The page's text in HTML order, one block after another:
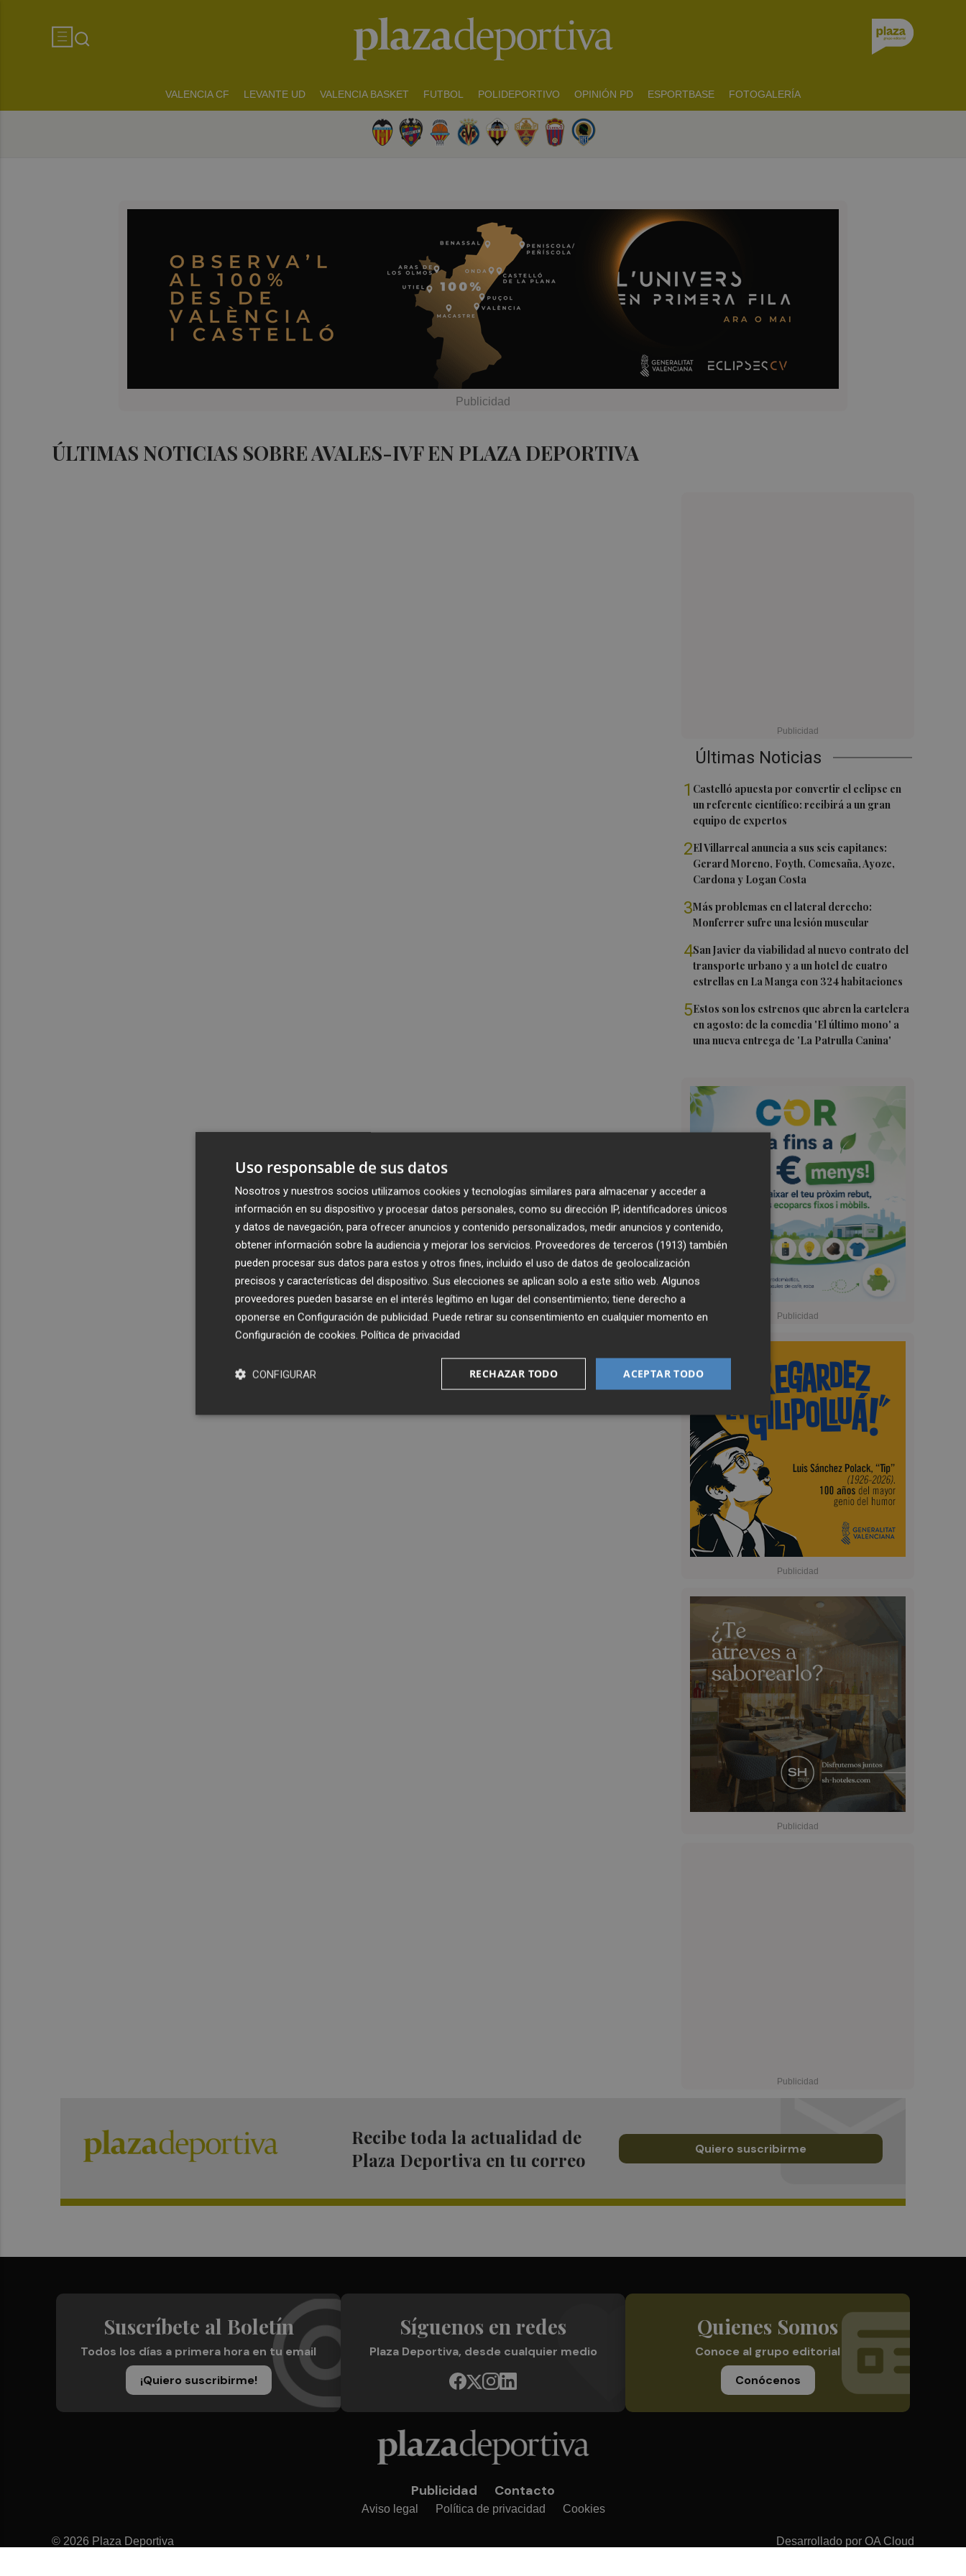
VALENCIA CF LEVANTE UD VALENCIA BASKET FUTBOL POLIDEPORTIVO OPINIÓN PD ESPORTBASE FOTOGALERÍA
ÚLTIMAS NOTICIAS SOBRE AVALES-IVF EN PLAZA DEPORTIVA
Últimas Noticias
1 Castelló apuesta por convertir el eclipse en
un referente científico: recibirá a un gran
equipo de expertos
2El Villarreal anuncia a sus seis capitanes:
Gerard Moreno, Foyth, Comesaña, Ayoze,
Cardona y Logan Costa
3Más problemas en el lateral derecho:
Monferrer sufre una lesión muscular
4San Javier da viabilidad al nuevo contrato del
transporte urbano y a un hotel de cuatro
estrellas en La Manga con 324 habitaciones
5Estos son los estrenos que abren la cartelera
en agosto: de la comedia 'El último mono' a
una nueva entrega de 'La Patrulla Canina'
Recibe toda la actualidad de
Plaza Deportiva en tu correo
Quiero suscribirme
Suscríbete al Boletín
Todos los días a primera hora en tu email
¡Quiero suscribirme!
Síguenos en redes
Plaza Deportiva, desde cualquier medio
Quienes Somos
Conoce al grupo editorial
Conócenos
Publicidad Contacto
Aviso legal Política de privacidad Cookies
© 2026 Plaza Deportiva Desarrollado por OA Cloud
Uso responsable de sus datos
Nosotros y nuestros socios utilizamos cookies y tecnologías similares para almacenar y acceder a
información en su dispositivo y procesar datos personales, como su dirección IP, identificadores únicos
y datos de navegación, para ofrecer anuncios y contenido personalizados, medir anuncios y contenido,
obtener información sobre la audiencia y mejorar los servicios. Proveedores de terceros (1913) también
pueden procesar sus datos para estos y otros fines, incluido el uso de datos de geolocalización
precisos y características del dispositivo. Sus elecciones se aplican solo a este sitio web. Algunos
proveedores pueden basarse en el interés legítimo en lugar del consentimiento; tiene derecho a
oponerse en Configuración de publicidad. Puede retirar su consentimiento en cualquier momento en
Configuración de cookies. Política de privacidad
ACEPTAR TODO
RECHAZAR TODO
CONFIGURAR